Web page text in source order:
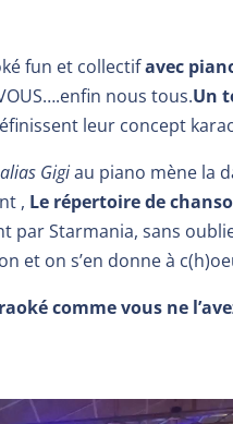
fun et collectifavec
nous tous.Un
leur concept
alias Gigiau piano mène la
, Le répertoire de
par Starmania, sans
et on s’en donne à
comme vous ne